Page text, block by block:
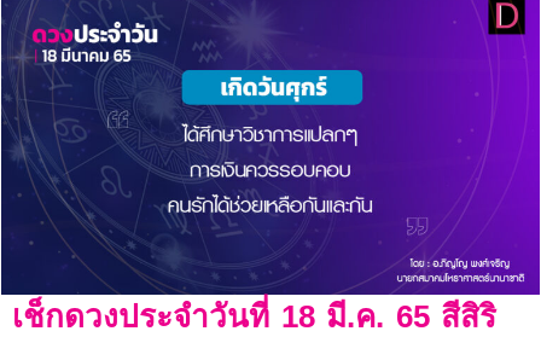
เช็กดวงประจำวันที่ 18 มี.ค. 65 สีสิริ